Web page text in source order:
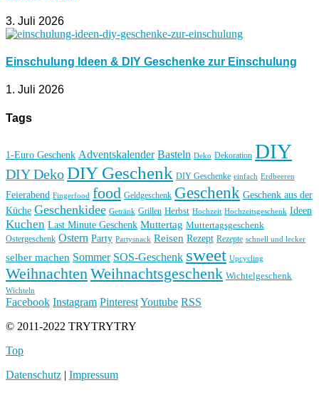
3. Juli 2026
Einschulung Ideen & DIY Geschenke zur Einschulung
1. Juli 2026
Tags
1-Euro Geschenk Adventskalender Basteln Deko Dekoration DIY
DIY DekoDIY Geschenk DIY Geschenke einfach Erdbeeren
Feierabend Fingerfood food Geldgeschenk Geschenk Geschenk aus der
Küche Geschenkidee Getränk Grillen Herbst Hochzeit Hochzeitsgeschenk Ideen
Kuchen Last Minute Geschenk Muttertag Muttertagsgeschenk
Ostergeschenk Ostern Party Partysnack Reisen Rezept Rezepte schnell und lecker
selber machen Sommer SOS-Geschenk sweet Upcycling
WeihnachtenWeihnachtsgeschenk Wichtelgeschenk
Wichteln
Facebook Instagram PinterestYoutube RSS
© 2011-2022 TRYTRYTRY
Top
Datenschutz | Impressum